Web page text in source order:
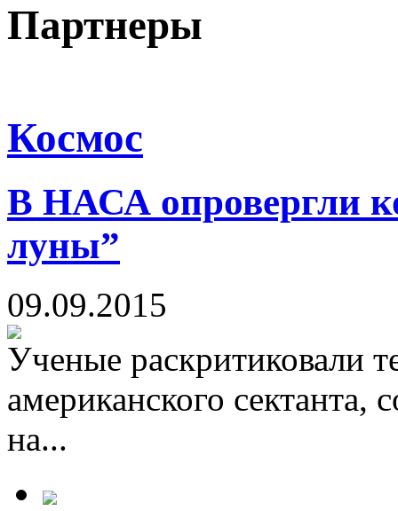
Партнеры
Космос
В НАСА опровергли
луны”
09.09.2015
Ученые раскритиковали
американского сектанта,
на...